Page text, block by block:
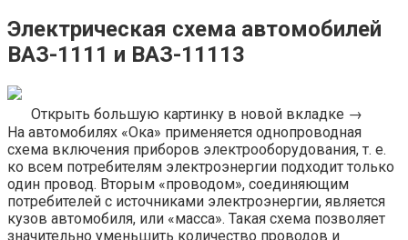
Электрическая схема автомобилей
ВАЗ-1111 и ВАЗ-11113
Открыть большую картинку в новой вкладке →
На автомобилях «Ока» применяется однопроводная
схема включения приборов электрооборудования, т. е.
ко всем потребителям электроэнергии подходит только
один провод. Вторым «проводом», соединяющим
потребителей с источниками электроэнергии, является
кузов автомобиля, или «масса». Такая схема позволяет
значительно уменьшить количество проводов и